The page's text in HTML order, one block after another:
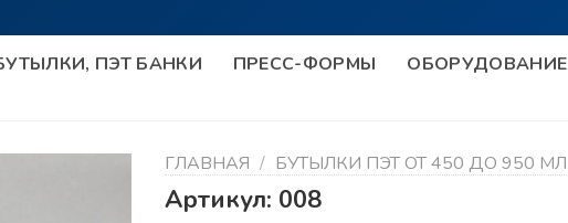
ПЭТ БАНКИ ПРЕСС-ФОРМЫ ОБОРУДОВАНИЕ
ГЛАВНАЯ / БУТЫЛКИ ПЭТ ОТ 450 ДО 950 МЛ
Артикул: 008